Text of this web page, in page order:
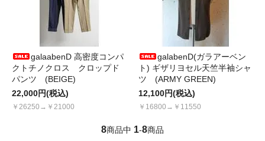
galaabenD 高密度コンパ
クトチノクロス クロップド
パンツ (BEIGE)
22,000円(税込)
￥26250→￥21000
galabenD(ガラアーベン
ト) ギザリヨセル天竺半袖シャ
ツ (ARMY GREEN)
12,100円(税込)
￥16800→￥11550
8商品中 1-8商品